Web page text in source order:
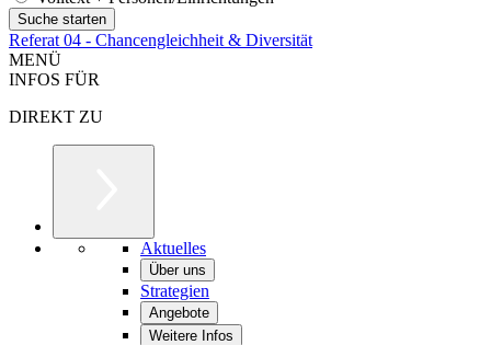
Referat 04 - Chancengleichheit & Diversität
MENÜ
INFOS FÜR
DIREKT ZU
Aktuelles
Über uns
Strategien
Angebote
Weitere Infos